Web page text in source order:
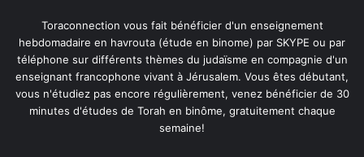
Toraconnection vous fait bénéficier d'un enseignement
hebdomadaire en havrouta (étude en binome) par SKYPE ou par
téléphone sur différents thèmes du judaïsme en compagnie d'un
enseignant francophone vivant à Jérusalem. Vous êtes débutant,
vous n'étudiez pas encore régulièrement, venez bénéficier de 30
minutes d'études de Torah en binôme, gratuitement chaque
semaine!